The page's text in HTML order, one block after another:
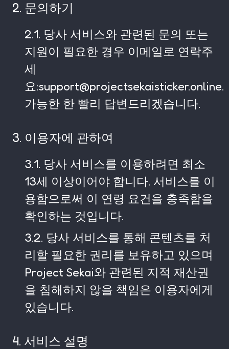
2. 문의하기
2.1. 당사 서비스와 관련된 문의 또는
지원이 필요한 경우 이메일로 연락주
세
요:support@projectsekaisticker.online.
가능한 한 빨리 답변드리겠습니다.
3. 이용자에 관하여
3.1. 당사 서비스를 이용하려면 최소
13세 이상이어야 합니다. 서비스를 이
용함으로써 이 연령 요건을 충족함을
확인하는 것입니다.
3.2. 당사 서비스를 통해 콘텐츠를 처
리할 필요한 권리를 보유하고 있으며
Project Sekai와 관련된 지적 재산권
을 침해하지 않을 책임은 이용자에게
있습니다.
4. 서비스 설명